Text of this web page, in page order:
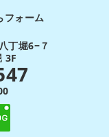
フォーム
丁堀6−７
3F